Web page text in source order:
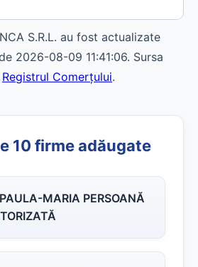
S.R.L. au fost actualizate
2026-08-09 11:41:06. Sursa
Registrul Comerțului.
10 firme adăugate
MARIA PERSOANĂ